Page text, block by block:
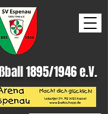
1895/1946 e.V.